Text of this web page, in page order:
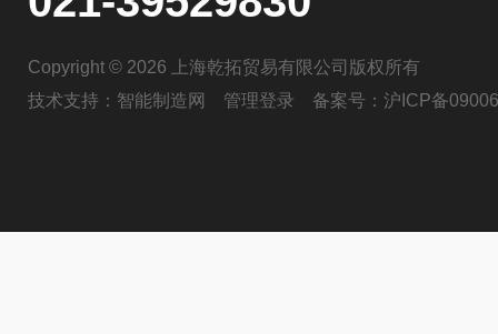
Copyright © 2026 上海乾拓贸易有限公司版权所有
技术支持： 智能制造网 管理登录 备案号： 沪ICP备